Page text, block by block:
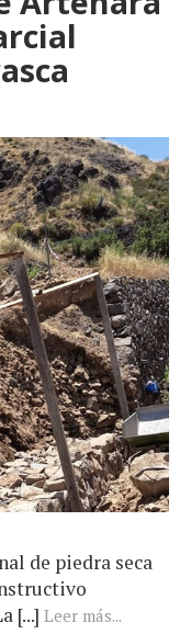
de piedra seca
[...] Leer más...